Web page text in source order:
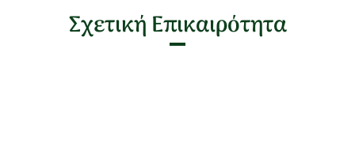
Σχετική Επικαιρότητα